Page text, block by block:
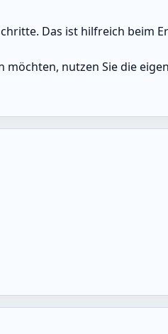
Das ist hilfreich beim
nutzen Sie die